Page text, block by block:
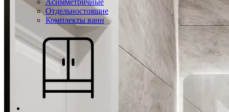
Асимметричные
Отдельностоящие
Комплекты ванн